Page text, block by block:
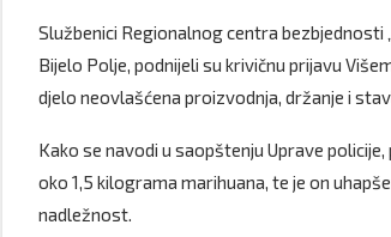
Službenici Regionalnog centra bezbjednosti
Bijelo Polje, podnijeli su krivičnu prijavu
djelo neovlašćena proizvodnja, držanje i
Kako se navodi u saopštenju Uprave
oko 1,5 kilograma marihuana, te je on
nadležnost.